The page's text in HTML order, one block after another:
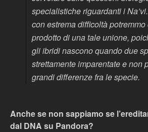
specialistiche riguardanti i
con estrema difficoltà
prodotto di una tale unione,
gli ibridi nascono quando due
strettamente imparentate e non
grandi differenze fra le specie.
Anche se non sappiamo se
dal DNA su Pandora?